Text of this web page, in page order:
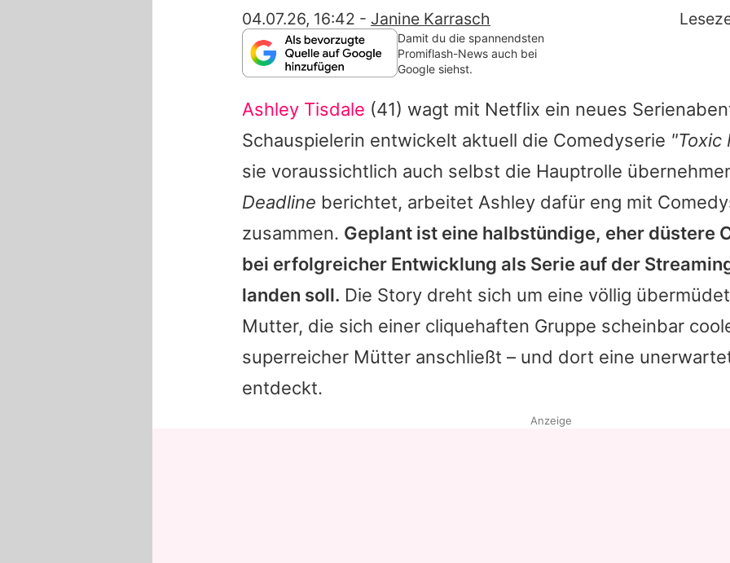
Familie & Liebe
App runterladen
Team
Redaktionelle Richtlinien
Impressum
Datenschutzerklärung
Nutzungsbedingungen
04.07.26, 16:42 - Janine Karrasch
Damit du die spannendsten
Promiflash-News auch bei
Google siehst.
Ashley Tisdale (41) wagt mit Netflix ein neues
Schauspielerin entwickelt aktuell die Comedyserie "Toxic
sie voraussichtlich auch selbst die Hauptrolle
Deadline berichtet, arbeitet Ashley dafür eng mit
zusammen. Geplant ist eine halbstündige, eher düstere
bei erfolgreicher Entwicklung als Serie auf der
landen soll. Die Story dreht sich um eine völlig
Mutter, die sich einer cliquehaften Gruppe scheinbar
superreicher Mütter anschließt – und dort eine
entdeckt.
Anzeige